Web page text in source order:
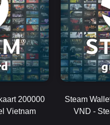
200000
Vietnam
Steam
VND -